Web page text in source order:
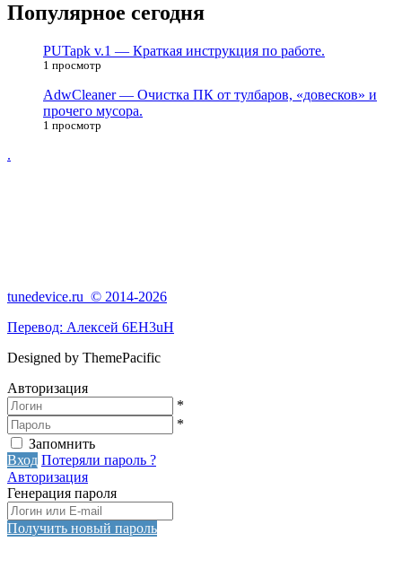
Популярное сегодня
PUTapk v.1 — Краткая инструкция по работе.
1 просмотр
AdwCleaner — Очистка ПК от тулбаров, «довесков» и
прочего мусора.
1 просмотр
.
tunedevice.ru © 2014-2026
Перевод: Алексей 6EH3uH
Designed by ThemePacific
Авторизация
*
*
Запомнить
Вход Потеряли пароль ?
Авторизация
Генерация пароля
Получить новый пароль